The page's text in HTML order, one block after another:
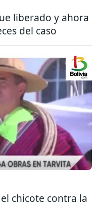
liberado y ahora
del caso
chicote contra la